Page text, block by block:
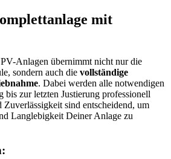
mit
Anlagen übernimmt nicht nur die
sondern auch die vollständige
. Dabei werden alle notwendigen
bis zur letzten Justierung professionell
Zuverlässigkeit sind entscheidend, um
Langlebigkeit Deiner Anlage zu